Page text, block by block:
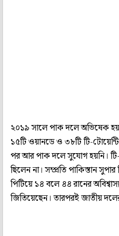
২০১৯ সালে পাক দলে অভিষেক
১৫টি ওয়ানডে ও ৩৮টি টি-
পর আর পাক দলে সুযোগ হয়নি। টি-
ছিলেন না। সম্প্রতি পাকিস্তান
পিটিয়ে ১৪ বলে ৪৪ রানের
জিতিয়েছেন। তারপরই জাতীয়